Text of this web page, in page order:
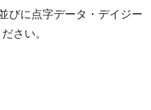
びに点字データ・デイジー
さい。